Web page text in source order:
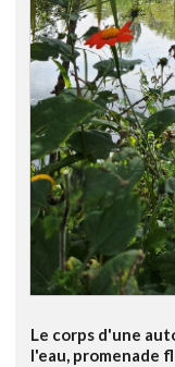
Le corps d'une
l'eau, promenade